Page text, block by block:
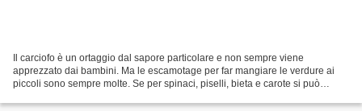
Il carciofo è un ortaggio dal sapore particolare e non sempre viene
apprezzato dai bambini. Ma le escamotage per far mangiare le verdure ai
piccoli sono sempre molte. Se per spinaci, piselli, bieta e carote si può